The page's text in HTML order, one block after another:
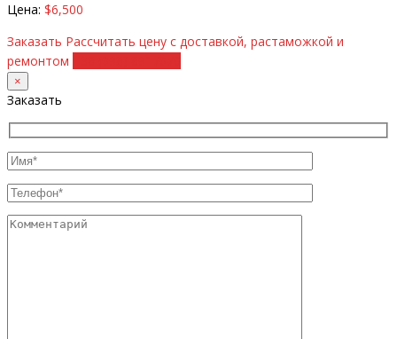
Цена: $6,500
Заказать Рассчитать цену с доставкой, растаможкой и
ремонтом
×
Заказать